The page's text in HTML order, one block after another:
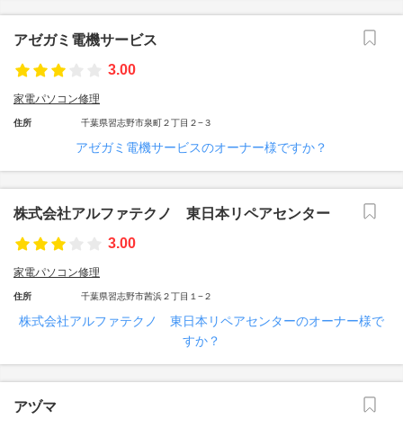
アゼガミ電機サービス
3.00
家電パソコン修理
住所 千葉県習志野市泉町２丁目２−３
アゼガミ電機サービスのオーナー様ですか？
株式会社アルファテクノ 東日本リペアセンター
3.00
家電パソコン修理
住所 千葉県習志野市茜浜２丁目１−２
株式会社アルファテクノ 東日本リペアセンターのオーナー様で
すか？
アヅマ